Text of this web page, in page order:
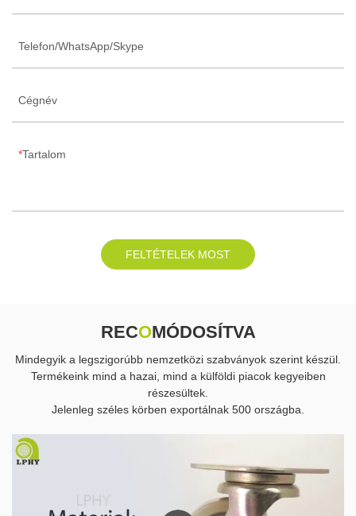
Telefon/WhatsApp/Skype
Cégnév
Tartalom
FELTÉTELEK MOST
RECOMÓDOSÍTVA
Mindegyik a legszigorúbb nemzetközi szabványok szerint készül.
Termékeink mind a hazai, mind a külföldi piacok kegyeiben
részesültek.
Jelenleg széles körben exportálnak 500 országba.